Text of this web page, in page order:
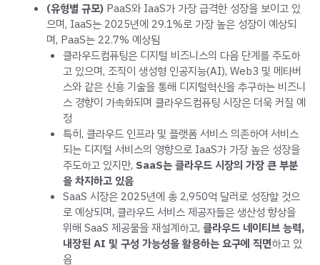
(유형별 규모) PaaS와 IaaS가 가장 급격한 성장을 보이고 있
으며, IaaS는 2025년에 29.1%로 가장 높은 성장이 예상되
며, PaaS는 22.7% 예상됨
클라우드컴퓨팅은 디지털 비즈니스의 다음 단계를 주도하
고 있으며, 조직이 생성형 인공지능(AI), Web3 및 메타버
스와 같은 신흥 기술을 통해 디지털혁신을 추구하는 비즈니
스 경향이 가속화되며 클라우드컴퓨팅 시장은 더욱 커질 예
정
특히, 클라우드 인프라 및 플랫폼 서비스 의존하여 서비스
되는 디지털 서비스의 영향으로 IaaS가 가장 높은 성장을
주도하고 있지만, SaaS는 클라우드 시장의 가장 큰 부분
을 차지하고 있음
SaaS 시장은 2025년에 총 2,950억 달러로 성장할 것으
로 예상되며, 클라우드 서비스 제공자들은 생산성 향상을
위해 SaaS 제공물을 재설계하고, 클라우드 네이티브 능력,
내장된 AI 및 구성 가능성을 활용하는 요구에 직면하고 있
음